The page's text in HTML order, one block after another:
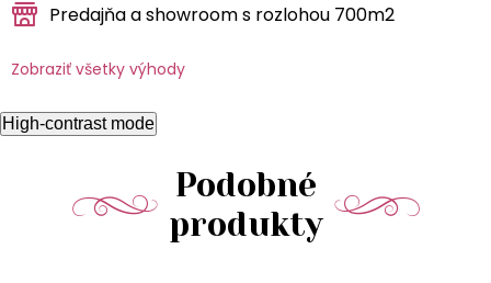
Predajňa a showroom s rozlohou 700m2
Zobraziť všetky výhody
High-contrast mode
Podobné
produkty